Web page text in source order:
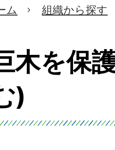
ム 組織から探す
木を保
)